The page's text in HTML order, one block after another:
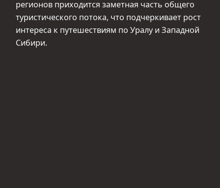
регионов приходится заметная часть общего
туристического потока, что подчеркивает рост
интереса к путешествиям по Уралу и Западной
Сибири.